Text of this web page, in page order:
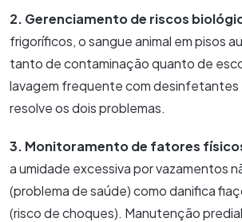
2. Gerenciamento de riscos
frigoríficos, o sangue animal em pisos
tanto de contaminação quanto de
lavagem frequente com desinfetantes
resolve os dois problemas.
3. Monitoramento de fatores
a umidade excessiva por vazamentos
(problema de saúde) como danifica
(risco de choques). Manutenção